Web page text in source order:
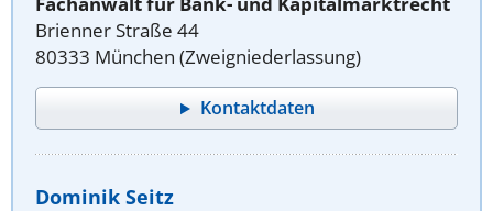
Brienner Straße 44
80333 München (Zweigniederlassung)
Kontaktdaten
Dominik Seitz